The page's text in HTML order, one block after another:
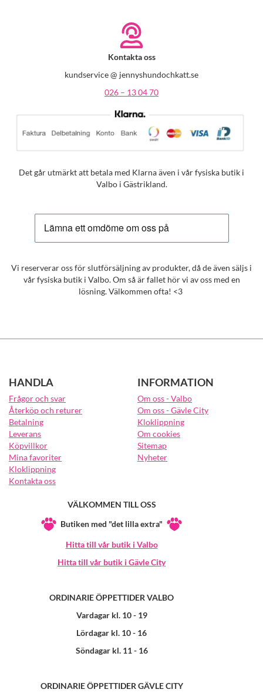
Kontakta oss
kundservice @ jennyshundochkatt.se
026 – 13 04 70
Det går utmärkt att betala med Klarna även i vår fysiska butik i
Valbo i Gästrikland.
Vi reserverar oss för slutförsäljning av produkter, då de även säljs i
vår fysiska butik i Valbo. Om så är fallet hör vi av oss med en
lösning. Välkommen ofta! <3
HANDLA
Frågor och svar
Återköp och returer
Betalning
Leverans
Köpvillkor
Mina favoriter
Kloklippning
Kontakta oss
INFORMATION
Om oss - Valbo
Om oss - Gävle City
Kloklippning
Om cookies
Sitemap
Nyheter
VÄLKOMMEN TILL OSS
Butiken med "det lilla extra"
Hitta till vår butik i Valbo
Hitta till vår butik i Gävle City
ORDINARIE ÖPPETTIDER VALBO
Vardagar kl. 10 - 19
Lördagar kl. 10 - 16
Söndagar kl. 11 - 16
ORDINARIE ÖPPETTIDER GÄVLE CITY